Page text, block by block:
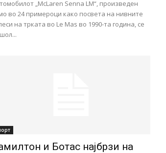
„McLaren Senna LM“, произведен
во 24 примероци како посвета на нивните
на трката во Le Mas во 1990-та година, се
и Ботас најбрзи на